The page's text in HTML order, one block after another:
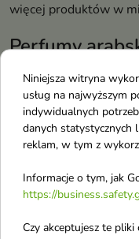
Perfumy
Esencje Perfum
Wody Kolońskie
Wody Perfumowane
więcej produktów w
Niniejsza witryna
usług na najwyższym
indywidualnych
danych statystycznych
reklam, w tym z
Informacje o tym, jak
https://
Czy akceptujesz te